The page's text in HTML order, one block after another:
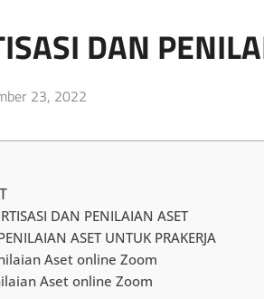
DAN
23, 2022
DAN PENILAIAN ASET
ASET UNTUK PRAKERJA
Aset online Zoom
Aset online Zoom